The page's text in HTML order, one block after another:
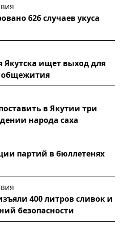
626 случаев укуса
Якутска ищет выход для
общежития
в Якутии три
народа саха
партий в бюллетенях
400 литров сливок и
безопасности